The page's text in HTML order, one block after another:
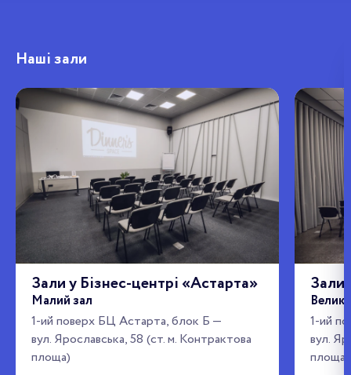
Наші зали
Зали у Бізнес-центрі «Астарта»
Малий зал
1-ий поверх БЦ Астарта, блок Б —
вул. Ярославська, 58 (ст. м. Контрактова
площа)
Зали
1-ий
вул.
площа)